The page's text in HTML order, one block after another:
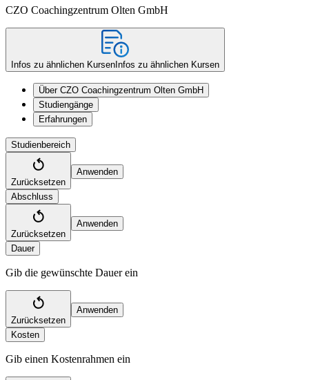
CZO Coachingzentrum Olten GmbH
Infos zu ähnlichen Kursen Infos zu ähnlichen Kursen
Über CZO Coachingzentrum Olten GmbH
Studiengänge
Erfahrungen
Studienbereich
Zurücksetzen
Anwenden
Abschluss
Zurücksetzen
Anwenden
Dauer
Gib die gewünschte Dauer ein
Zurücksetzen
Anwenden
Kosten
Gib einen Kostenrahmen ein